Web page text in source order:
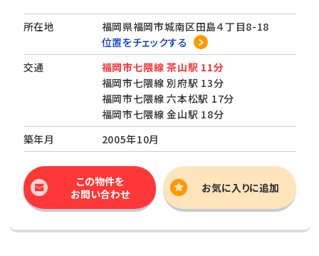
所在地
福岡県福岡市城南区田島４丁目8-18
位置をチェックする
交通
福岡市七隈線 茶山駅 11分
福岡市七隈線 別府駅 13分
福岡市七隈線 六本松駅 17分
福岡市七隈線 金山駅 18分
築年月
2005年10月
この物件を
お問い合わせ
お気に入りに追加